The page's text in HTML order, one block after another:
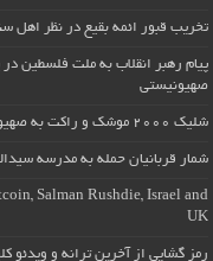
تخریب قبور ائمه بقیع در نظر اهل
پیام رهبر انقلاب به ملت فلسطین
صهیونیستی
شلیک ۲۰۰۰ موشک و راکت به صهیونیست‌ها
شمار قربانیان حمله به مدرسه سیدالشهدا به
Salman Rushdie, Israel and
UK
رمز گشایی از آخرین ترانه و